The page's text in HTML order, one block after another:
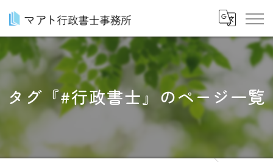
タグ『#行政書士』のページ一覧